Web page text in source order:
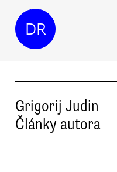
DR
Grigorij Judin
Články autora